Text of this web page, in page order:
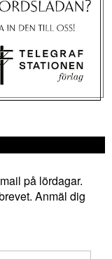
på lördagar.
Anmäl dig